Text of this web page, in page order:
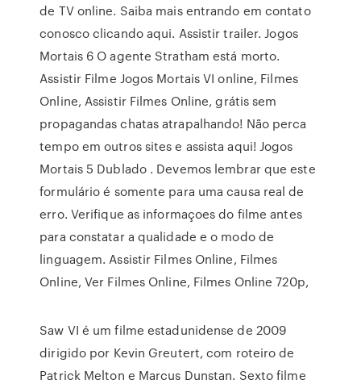
de TV online. Saiba mais entrando em contato
conosco clicando aqui. Assistir trailer. Jogos
Mortais 6 O agente Stratham está morto.
Assistir Filme Jogos Mortais VI online, Filmes
Online, Assistir Filmes Online, grátis sem
propagandas chatas atrapalhando! Não perca
tempo em outros sites e assista aqui! Jogos
Mortais 5 Dublado . Devemos lembrar que este
formulário é somente para uma causa real de
erro. Verifique as informaçoes do filme antes
para constatar a qualidade e o modo de
linguagem. Assistir Filmes Online, Filmes
Online, Ver Filmes Online, Filmes Online 720p,
Saw VI é um filme estadunidense de 2009
dirigido por Kevin Greutert, com roteiro de
Patrick Melton e Marcus Dunstan. Sexto filme